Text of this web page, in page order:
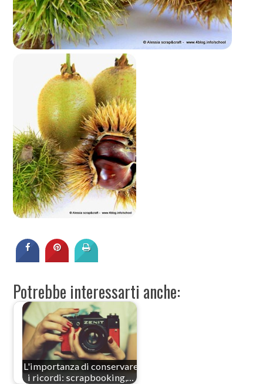
Potrebbe interessarti anche:
L'importanza di conservare
i ricordi: scrapbooking,…